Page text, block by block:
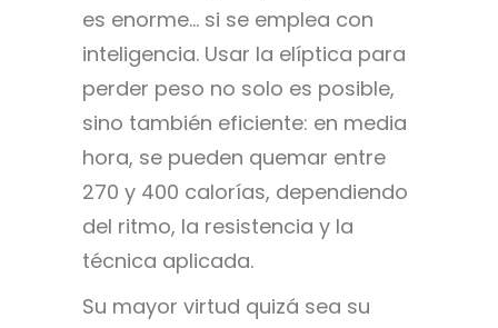
es enorme… si se emplea con
inteligencia. Usar la elíptica para
perder peso no solo es posible,
sino también eficiente: en media
hora, se pueden quemar entre
270 y 400 calorías, dependiendo
del ritmo, la resistencia y la
técnica aplicada.
Su mayor virtud quizá sea su